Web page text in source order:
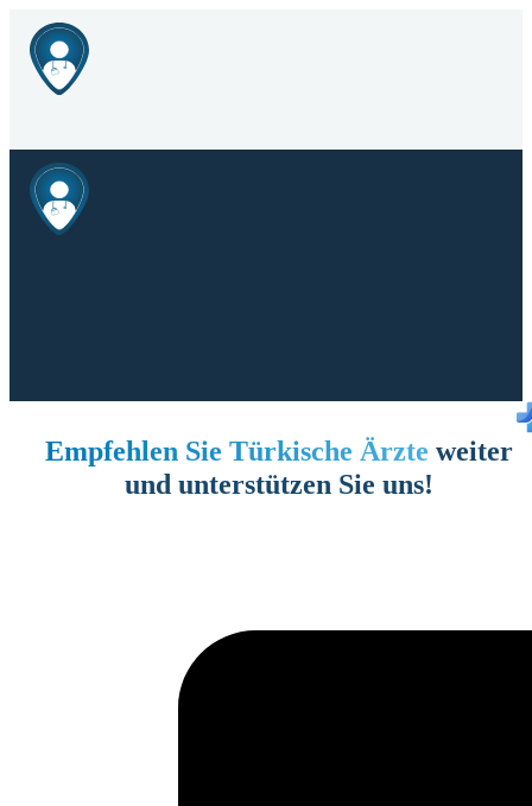
Empfehlen Sie Türkische Ärzte weiter
und unterstützen Sie uns!